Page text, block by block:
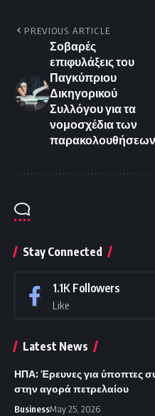
PREVIOUS ARTICLE
Σοβαρές
επιφυλάξεις του
Παγκύπριου
Δικηγορικού
Συλλόγου για τα
νομοσχέδια των
Stay Connected
1.1K Followers
Like
Latest News
ΗΠΑ: Έρευνες για ύποπτες
στην αγορά πετρελαίου
BusinessMay 25, 2026